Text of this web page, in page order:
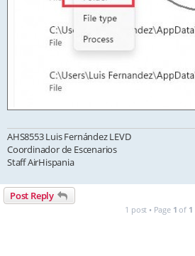
AHS8553 Luis Fernández LEVD
Coordinador de Escenarios
Staff AirHispania
Post Reply
1 post • Page 1 of 1